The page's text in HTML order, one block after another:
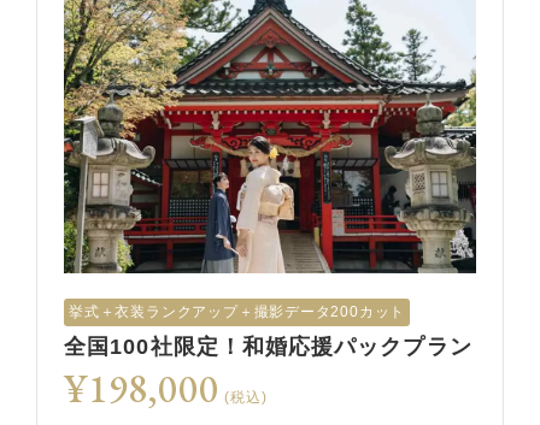
挙式︎＋衣装ランクアップ＋撮影データ200カット
全国100社限定！和婚応援パックプラン
¥198,000 (税込)